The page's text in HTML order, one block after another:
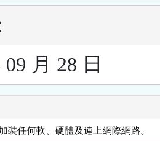
月 28 日